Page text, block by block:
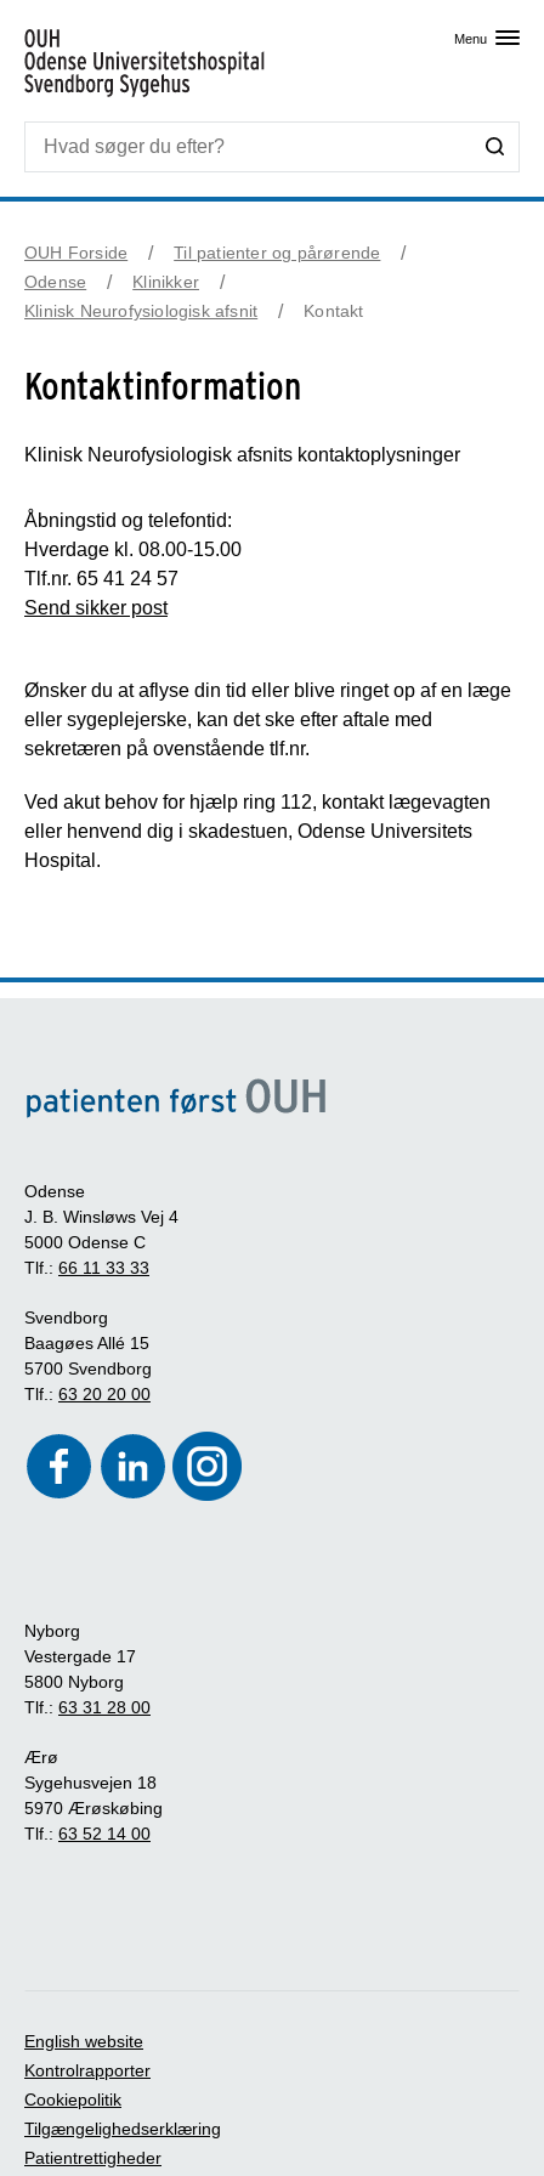
Menu
OUH Forside
Til patienter og pårørende
Odense
Klinikker
Klinisk Neurofysiologisk afsnit
Kontakt
Kontaktinformation
Klinisk Neurofysiologisk afsnits kontaktoplysninger
Åbningstid og telefontid:
Hverdage kl. 08.00-15.00
Tlf.nr. 65 41 24 57
Send sikker post
Ønsker du at aflyse din tid eller blive ringet op af en læge
eller sygeplejerske, kan det ske efter aftale med
sekretæren på ovenstående tlf.nr.
Ved akut behov for hjælp ring 112, kontakt lægevagten
eller henvend dig i skadestuen, Odense Universitets
Hospital.
Odense
J. B. Winsløws Vej 4
5000 Odense C
Tlf.: 66 11 33 33
Svendborg
Baagøes Allé 15
5700 Svendborg
Tlf.: 63 20 20 00
Nyborg
Vestergade 17
5800 Nyborg
Tlf.: 63 31 28 00
Ærø
Sygehusvejen 18
5970 Ærøskøbing
Tlf.: 63 52 14 00
English website
Kontrolrapporter
Cookiepolitik
Tilgængelighedserklæring
Patientrettigheder